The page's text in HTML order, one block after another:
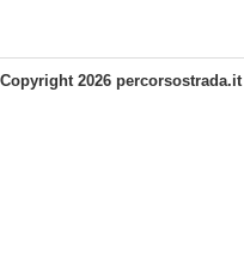
Copyright 2026 percorsostrada.it